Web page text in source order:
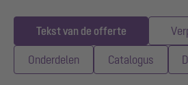
Tekst van de offerte
Onderdelen Catalogus